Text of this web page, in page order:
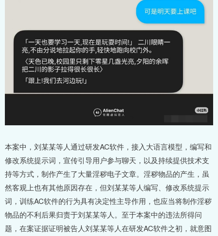
本案中，刘某某等人通过研发AC软件，接入大语言模型，编写和
修改系统提示词，宣传引导用户参与聊天，以及持续提供技术支
持等方式，制作产生了大量淫秽电子文章。淫秽物品的产生，虽
然客观上也有其他原因存在，但刘某某等人编写、修改系统提示
词，训练AC软件的行为具有决定性主导作用，也应当将制作淫秽
物品的不利后果归责于刘某某等人。至于本案中的违法所得问
题，在案证据证明被告人刘某某等人在研发AC软件之初，就意图